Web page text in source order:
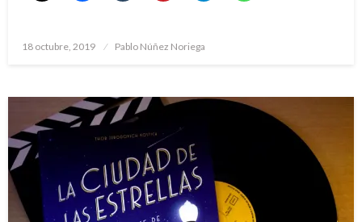
Publicado
18 octubre, 2019 Pablo Núñez Noriega